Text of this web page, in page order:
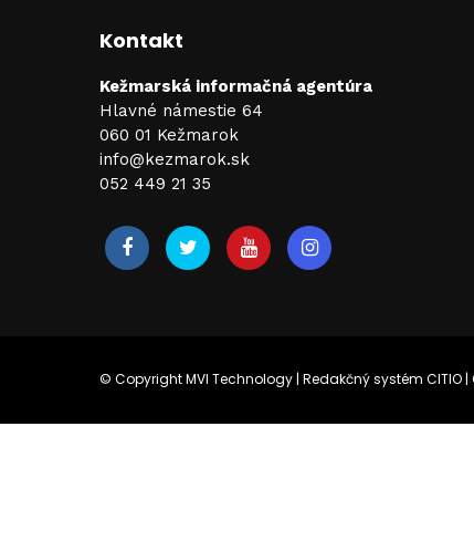
Kontakt
Kežmarská informačná agentúra
Hlavné námestie 64
060 01 Kežmarok
info@kezmarok.sk
052 449 21 35
© CopyrightMVI Technology | Redakčný systém CITIO |